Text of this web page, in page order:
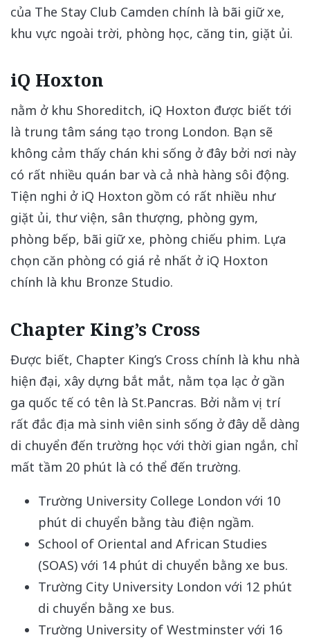
của The Stay Club Camden chính là bãi giữ xe,
khu vực ngoài trời, phòng học, căng tin, giặt ủi.
iQ Hoxton
nằm ở khu Shoreditch, iQ Hoxton được biết tới
là trung tâm sáng tạo trong London. Bạn sẽ
không cảm thấy chán khi sống ở đây bởi nơi này
có rất nhiều quán bar và cả nhà hàng sôi động.
Tiện nghi ở iQ Hoxton gồm có rất nhiều như
giặt ủi, thư viện, sân thượng, phòng gym,
phòng bếp, bãi giữ xe, phòng chiếu phim. Lựa
chọn căn phòng có giá rẻ nhất ở iQ Hoxton
chính là khu Bronze Studio.
Chapter King’s Cross
Được biết, Chapter King’s Cross chính là khu nhà
hiện đại, xây dựng bắt mắt, nằm tọa lạc ở gần
ga quốc tế có tên là St.Pancras. Bởi nằm vị trí
rất đắc địa mà sinh viên sinh sống ở đây dễ dàng
di chuyển đến trường học với thời gian ngắn, chỉ
mất tầm 20 phút là có thể đến trường.
Trường University College London với 10
phút di chuyển bằng tàu điện ngầm.
School of Oriental and African Studies
(SOAS) với 14 phút di chuyển bằng xe bus.
Trường City University London với 12 phút
di chuyển bằng xe bus.
Trường University of Westminster với 16